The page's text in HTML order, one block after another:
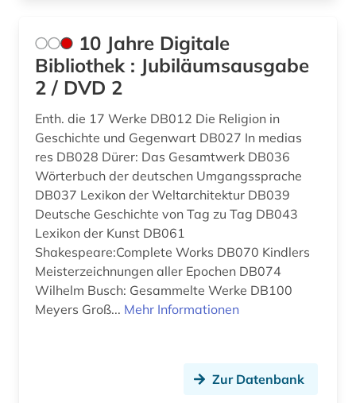
anarchie (1)
anarchismus (2)
anarchist (1)
anarchosyndikalismus (1)
anden (1)
andreas (1)
anfänge - 1965 (1)
anglistik (5)
Tschechische Republik (33)
Tuerkei (12)
USA (138)
Ukraine (26)
Ungarn (25)
Vatikanstadt (3)
Zypern (2)
10 Jahre Digitale
Bibliothek : Jubiläumsausgabe
2 / DVD 2
Enth. die 17 Werke DB012 Die Religion in
Geschichte und Gegenwart DB027 In medias
res DB028 Dürer: Das Gesamtwerk DB036
Wörterbuch der deutschen Umgangssprache
DB037 Lexikon der Weltarchitektur DB039
Deutsche Geschichte von Tag zu Tag DB043
Lexikon der Kunst DB061
Shakespeare:Complete Works DB070 Kindlers
Meisterzeichnungen aller Epochen DB074
Wilhelm Busch: Gesammelte Werke DB100
Meyers Groß... Mehr Informationen
Zur Datenbank